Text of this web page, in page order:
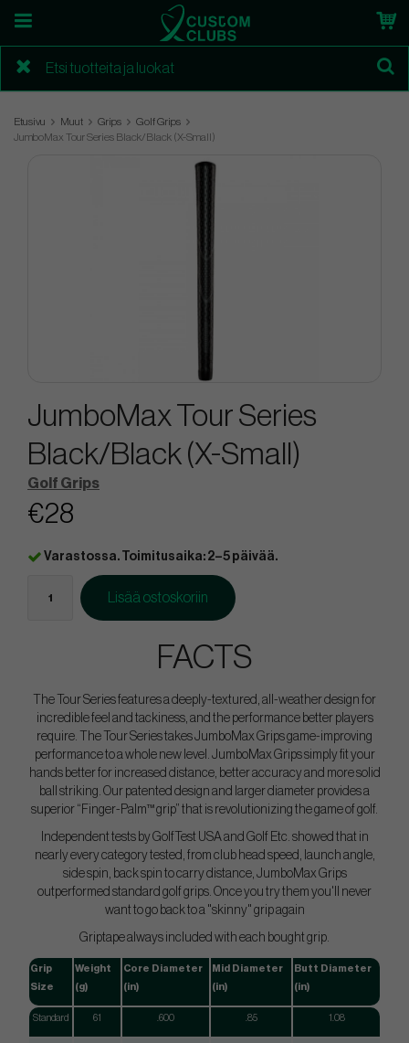
Etusivu Muut Grips
Golf Grips
JumboMax Tour Series Black/Black (X-Small)
JumboMax Tour Series
Black/Black (X-Small)
Golf Grips
€28
Varastossa. Toimitusaika: 2–5 päivää.
Lisää ostoskoriin
FACTS
The Tour Series features a deeply-textured, all-weather design for
incredible feel and tackiness, and the performance better players
require. The Tour Series takes JumboMax Grips game-improving
performance to a whole new level. JumboMax Grips simply fit your
hands better for increased distance, better accuracy and more solid
ball striking. Our patented design and larger diameter provides a
superior “Finger-Palm™ grip” that is revolutionizing the game of golf.
Independent tests by GolfTest USA and Golf Etc. showed that in
nearly every category tested, from club head speed, launch angle,
side spin, back spin to carry distance, JumboMax Grips
outperformed standard golf grips. Once you try them you'll never
want to go back to a "skinny" grip again
Griptape always included with each bought grip.
Grip
Size
Weight
(g)
Core Diameter
(in)
Mid Diameter
(in)
Butt Diameter
(in)
Standard 61 .600 .85 1.08